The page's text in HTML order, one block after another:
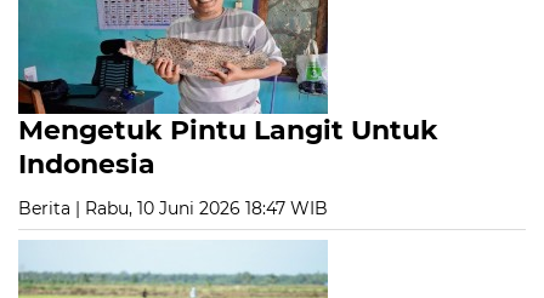
Mengetuk Pintu Langit Untuk
Indonesia
Berita | Rabu, 10 Juni 2026 18:47 WIB